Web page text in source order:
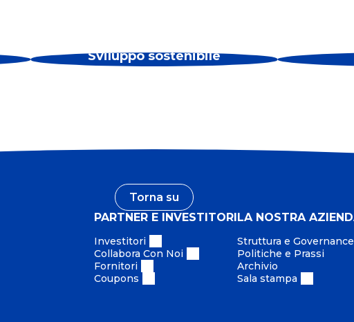
Sviluppo sostenibile
Torna su
PARTNER E INVESTITORI
Investitori
Collabora Con Noi
Fornitori
Coupons
LA NOSTRA
Struttura e Governance
Politiche e Prassi
Archivio
Sala stampa